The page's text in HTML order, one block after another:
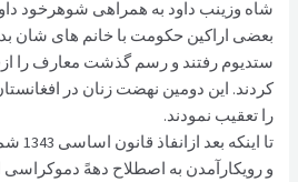
شاه وزینب داود به همراهی شوهرخود
بعضی اراکین حکومت با خانم های شان
ستدیوم رفتند و رسم گذشت معارف را
کردند. این دومین نهضت زنان در
را تعقیب نمودند.
و رویکارآمدن به اصطلاح دههً